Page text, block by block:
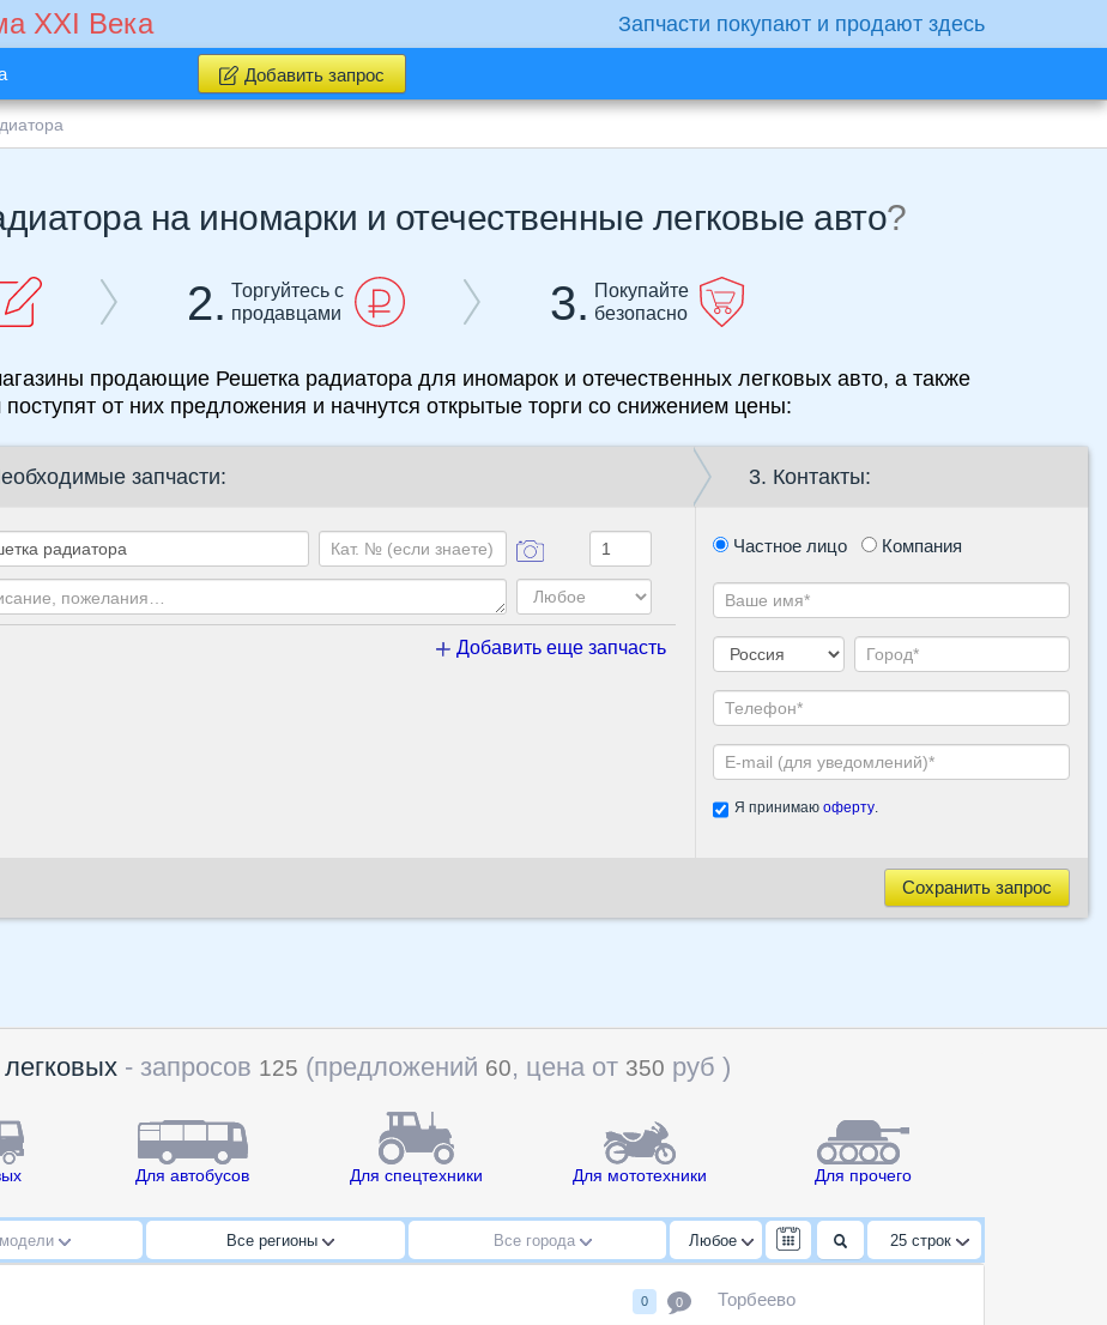
XXI Века Запчасти покупают и продают здесь
Добавить запрос
на иномарки и отечественные легковые авто?
2. Торгуйтесь с
продавцами
3. Покупайте
безопасно
продающие Решетка радиатора для иномарок и отечественных легковых авто, а также
от них предложения и начнутся открытые торги со снижением цены:
запчасти:
Добавить еще запчасть
3. Контакты:
Частное лицо Компания
Я принимаю оферту.
Сохранить запрос
- запросов 125 (предложений 60, цена от 350 руб )
Для автобусов Для спецтехники Для мототехники Для прочего
Все регионы Все города Любое 25строк
0 0 Торбеево